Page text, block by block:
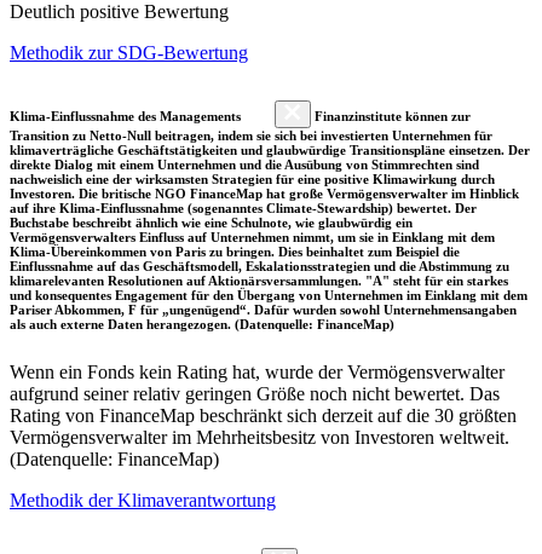
Deutlich positive Bewertung
Methodik zur SDG-Bewertung
Klima-Einflussnahme des Managements
Finanzinstitute können zur
Transition zu Netto-Null beitragen, indem sie sich bei investierten Unternehmen für
klimaverträgliche Geschäftstätigkeiten und glaubwürdige Transitionspläne einsetzen. Der
direkte Dialog mit einem Unternehmen und die Ausübung von Stimmrechten sind
nachweislich eine der wirksamsten Strategien für eine positive Klimawirkung durch
Investoren. Die britische NGO FinanceMap hat große Vermögensverwalter im Hinblick
auf ihre Klima-Einflussnahme (sogenanntes Climate-Stewardship) bewertet. Der
Buchstabe beschreibt ähnlich wie eine Schulnote, wie glaubwürdig ein
Vermögensverwalters Einfluss auf Unternehmen nimmt, um sie in Einklang mit dem
Klima-Übereinkommen von Paris zu bringen. Dies beinhaltet zum Beispiel die
Einflussnahme auf das Geschäftsmodell, Eskalationsstrategien und die Abstimmung zu
klimarelevanten Resolutionen auf Aktionärsversammlungen. "A" steht für ein starkes
und konsequentes Engagement für den Übergang von Unternehmen im Einklang mit dem
Pariser Abkommen, F für „ungenügend“. Dafür wurden sowohl Unternehmensangaben
als auch externe Daten herangezogen. (Datenquelle: FinanceMap)
Wenn ein Fonds kein Rating hat, wurde der Vermögensverwalter
aufgrund seiner relativ geringen Größe noch nicht bewertet. Das
Rating von FinanceMap beschränkt sich derzeit auf die 30 größten
Vermögensverwalter im Mehrheitsbesitz von Investoren weltweit.
(Datenquelle: FinanceMap)
Methodik der Klimaverantwortung